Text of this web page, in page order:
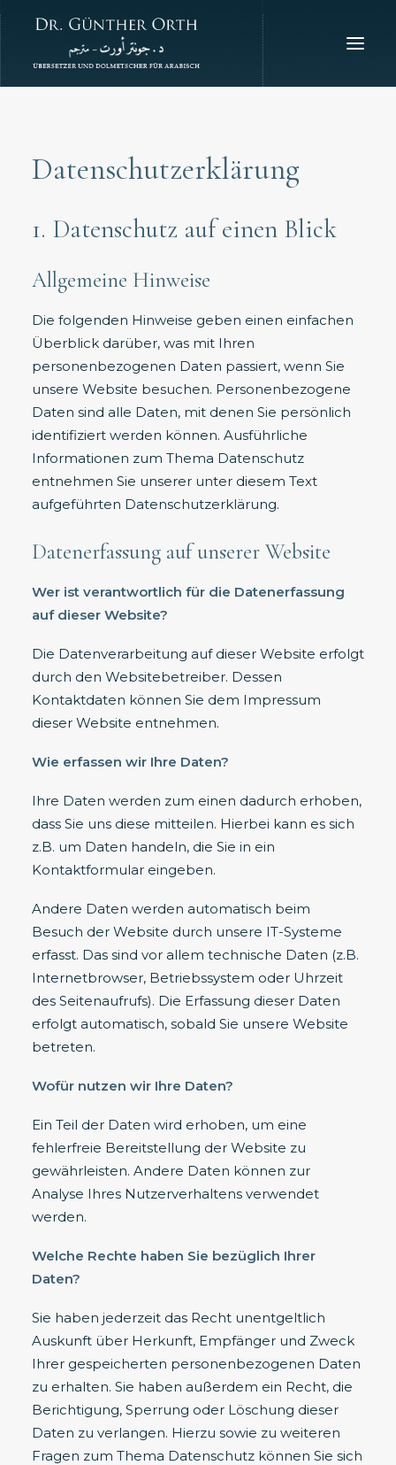
ZUR PERSON
FACHGEBIETE / TECHNISCHES
FÜR VERLAGE
ESSAYS
عَرَبِيّ
KONTAKT | IMPRESSUM
DATENSCHUTZERKLÄRUNG
SEARCH
Datenschutzerklärung
1. Datenschutz auf einen Blick
Allgemeine Hinweise
Die folgenden Hinweise geben einen einfachen
Überblick darüber, was mit Ihren
personenbezogenen Daten passiert, wenn Sie
unsere Website besuchen. Personenbezogene
Daten sind alle Daten, mit denen Sie persönlich
identifiziert werden können. Ausführliche
Informationen zum Thema Datenschutz
entnehmen Sie unserer unter diesem Text
aufgeführten Datenschutzerklärung.
Datenerfassung auf unserer Website
Wer ist verantwortlich für die Datenerfassung
auf dieser Website?
Die Datenverarbeitung auf dieser Website erfolgt
durch den Websitebetreiber. Dessen
Kontaktdaten können Sie dem Impressum
dieser Website entnehmen.
Wie erfassen wir Ihre Daten?
Ihre Daten werden zum einen dadurch erhoben,
dass Sie uns diese mitteilen. Hierbei kann es sich
z.B. um Daten handeln, die Sie in ein
Kontaktformular eingeben.
Andere Daten werden automatisch beim
Besuch der Website durch unsere IT-Systeme
erfasst. Das sind vor allem technische Daten (z.B.
Internetbrowser, Betriebssystem oder Uhrzeit
des Seitenaufrufs). Die Erfassung dieser Daten
erfolgt automatisch, sobald Sie unsere Website
betreten.
Wofür nutzen wir Ihre Daten?
Ein Teil der Daten wird erhoben, um eine
fehlerfreie Bereitstellung der Website zu
gewährleisten. Andere Daten können zur
Analyse Ihres Nutzerverhaltens verwendet
werden.
Welche Rechte haben Sie bezüglich Ihrer
Daten?
Sie haben jederzeit das Recht unentgeltlich
Auskunft über Herkunft, Empfänger und Zweck
Ihrer gespeicherten personenbezogenen Daten
zu erhalten. Sie haben außerdem ein Recht, die
Berichtigung, Sperrung oder Löschung dieser
Daten zu verlangen. Hierzu sowie zu weiteren
Fragen zum Thema Datenschutz können Sie sich